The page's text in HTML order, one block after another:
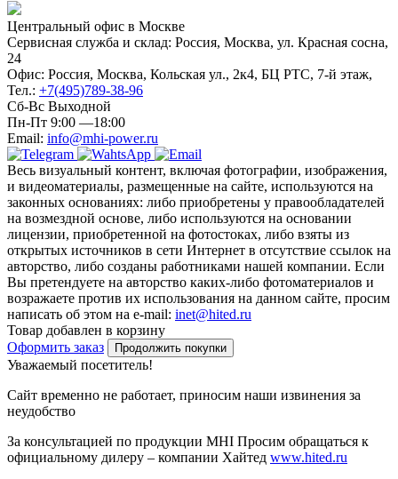
Центральный офис в Москве
Сервисная служба и склад: Россия, Москва, ул. Красная сосна,
24
Офис: Россия, Москва, Кольская ул., 2к4, БЦ РТС, 7-й этаж,
Тел.: +7(495)789-38-96
Сб-Вс Выходной
Пн-Пт 9:00 —18:00
Email: info@mhi-power.ru
Весь визуальный контент, включая фотографии, изображения,
и видеоматериалы, размещенные на сайте, используются на
законных основаниях: либо приобретены у правообладателей
на возмездной основе, либо используются на основании
лицензии, приобретенной на фотостоках, либо взяты из
открытых источников в сети Интернет в отсутствие ссылок на
авторство, либо созданы работниками нашей компании. Если
Вы претендуете на авторство каких-либо фотоматериалов и
возражаете против их использования на данном сайте, просим
написать об этом на e-mail: inet@hited.ru
Товар добавлен в корзину
Оформить заказ
Продолжить покупки
Уважаемый посетитель!
Сайт временно не работает, приносим наши извинения за
неудобство
За консультацией по продукции MHI Просим обращаться к
официальному дилеру – компании Хайтед www.hited.ru